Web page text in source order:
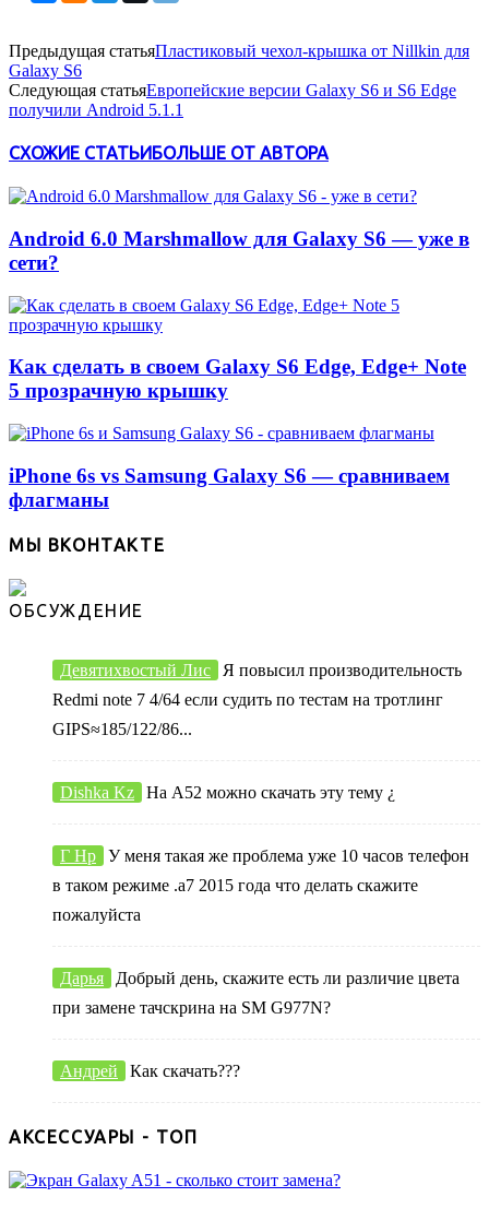
Предыдущая статьяПластиковый чехол-крышка от Nillkin для
Galaxy S6
Следующая статьяЕвропейские версии Galaxy S6 и S6 Edge
получили Android 5.1.1
СХОЖИЕ СТАТЬИБОЛЬШЕ ОТ АВТОРА
Android 6.0 Marshmallow для Galaxy S6 — уже в
сети?
Как сделать в своем Galaxy S6 Edge, Edge+ Note
5 прозрачную крышку
iPhone 6s vs Samsung Galaxy S6 — сравниваем
флагманы
МЫ ВКОНТАКТЕ
ОБСУЖДЕНИЕ
Девятихвостый Лис
Я повысил производительность
Redmi note 7 4/64 если судить по тестам на тротлинг
GIPS≈185/122/86...
Dishka Kz На А52 можно скачать эту тему ¿
Г Нр
У меня такая же проблема уже 10 часов телефон
в таком режиме .а7 2015 года что делать скажите
пожалуйста
Дарья
Добрый день, скажите есть ли различие цвета
при замене тачскрина на SM G977N?
Андрей Как скачать???
АКСЕССУАРЫ - ТОП